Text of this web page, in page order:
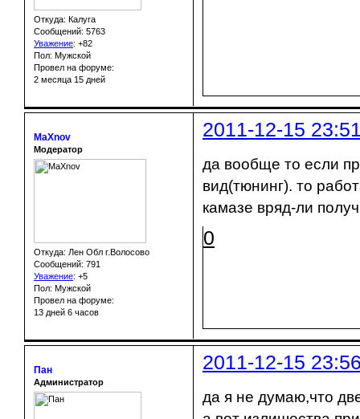
Откуда: Калуга
Сообщений: 5763
Уважение: +82
Пол: Мужской
Провел на форуме:
2 месяца 15 дней
2011-12-15
MaXnov
Модератор
Откуда: Лен Обл г.Волосово
Сообщений: 791
Уважение: +5
Пол: Мужской
Провел на форуме:
13 дней 6 часов
да вообще то если
вид(тюнинг). то
камазе вряд-ли
0
2011-12-15
Пан
Администратор
да я не думаю,что